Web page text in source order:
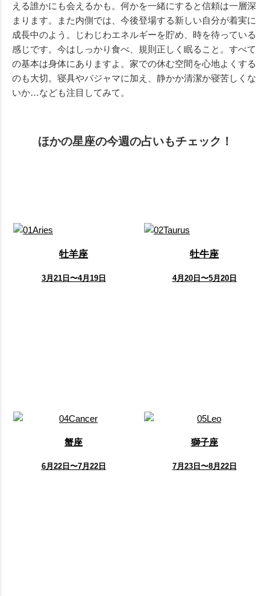
える誰かにも会えるかも。何かを一緒にすると信頼は一層深
まります。また内側では、今後登場する新しい自分が着実に
成長中のよう。じわじわエネルギーを貯め、時を待っている
感じです。今はしっかり食べ、規則正しく眠ること。すべて
の基本は身体にありますよ。家での休む空間を心地よくする
のも大切。寝具やパジャマに加え、静かか清潔か寝苦しくな
いか…なども注目してみて。
ほかの星座の今週の占いもチェック！
牡羊座
3月21日〜4月19日
牡牛座
4月20日〜5月20日
蟹座
6月22日〜7月22日
獅子座
7月23日〜8月22日